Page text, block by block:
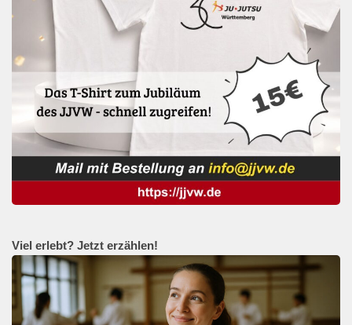
Viel erlebt? Jetzt erzählen!